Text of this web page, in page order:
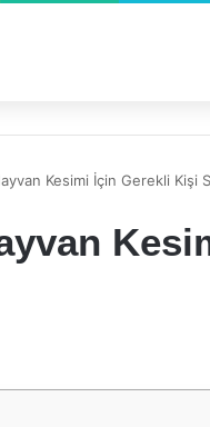
Kesimi İçin Gerekli Kişi